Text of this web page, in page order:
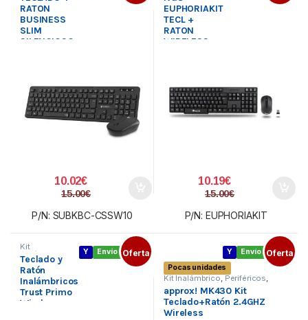
Teclado y
Ratón
RATON
BUSINESS
SLIM
SILENCIOSO
10.02€
15.00€
P/N: SUBKBC-CSSW10
EUPHORIAKIT
TECL +
RATON
WIRELESS
10.19€
15.00€
P/N: EUPHORIAKIT
Envío gratis
Y Oferta
Kit
Inalámbrico
Periféricos,
Teclado y
Ratón
Teclado y
Ratón
Inalámbricos
Trust Primo
Wireless
Envío gratis
Y Oferta
Pocas unidades
Kit Inalámbrico,Periféricos
Teclado y Ratón
approx! MK430 Kit
Teclado+Ratón 2.4GHZ
Wireless